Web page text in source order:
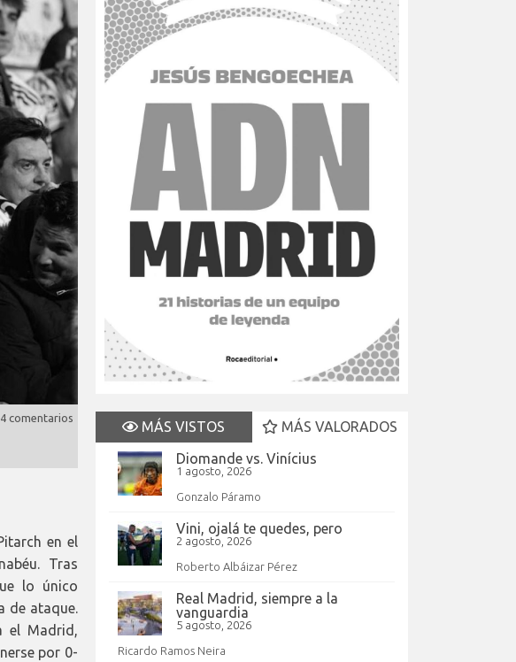
comentarios
en el
Tras
lo único
de ataque.
el Madrid,
por 0-
MÁS VISTOS
MÁS VALORADOS
Diomande vs. Vinícius
1 agosto, 2026
Gonzalo Páramo
Vini, ojalá te quedes, pero
2 agosto, 2026
Roberto Albáizar Pérez
Real Madrid, siempre a la
vanguardia
5 agosto, 2026
Ricardo Ramos Neira